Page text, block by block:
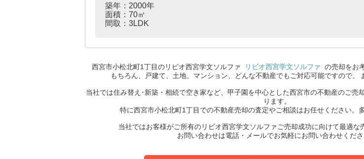
築年：2000年
面積：70㎡
間取：3LDK
西宮市小松北町1丁目のリビオ西宮学文ソルファ リビオ西宮学文ソルファ の売却をお
もちろん、戸建て、土地、マンション、どんな不動産でもご対応可能ですので、
当社では住み替え･新築・相続で空き家など、甲子園を中心とした西宮市の不動産のご売
ります。
特に西宮市小松北町1丁目での不動産売却の査定やご相談はお任せください。
当社ではお客様がご所有のリビオ西宮学文ソルファご売却成功に向けて最適な
お問い合わせは電話・メールでお気軽にお問い合わせくださ